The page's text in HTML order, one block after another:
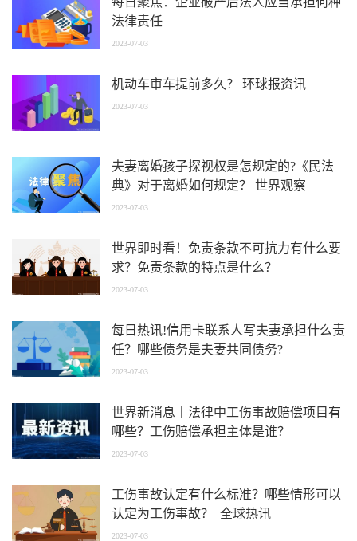
法律责任
2023-07-03
机动车审车提前多久？ 环球报资讯
2023-07-03
夫妻离婚孩子探视权是怎规定的?《民法
典》对于离婚如何规定？ 世界观察
2023-07-03
世界即时看！免责条款不可抗力有什么要
求？免责条款的特点是什么？
2023-07-03
每日热讯!信用卡联系人写夫妻承担什么责
任？哪些债务是夫妻共同债务?
2023-07-03
世界新消息丨法律中工伤事故赔偿项目有
哪些？工伤赔偿承担主体是谁？
2023-07-03
工伤事故认定有什么标准？哪些情形可以
认定为工伤事故？_全球热讯
2023-07-03